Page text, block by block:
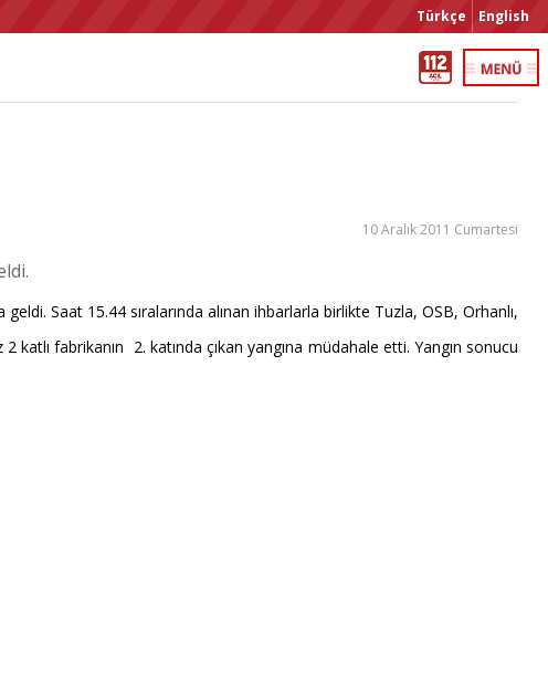
Türkçe English
10 Aralık 2011 Cumartesi
Saat 15.44 sıralarında alınan ihbarlarla birlikte Tuzla, OSB, Orhanlı,
katlı fabrikanın 2. katında çıkan yangına müdahale etti. Yangın sonucu